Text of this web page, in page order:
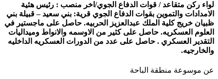
لواء ركن متقاعد / قوات الدفاع الجوي/اخر منصب : رئيس هئية
الامدادات والتموين بقوات الدفاع الجوي قرية: بني سعيد – قبيلة بني
ظبيان خريج كلية الملك عبدالعزيز الحربيه. حاصل على ماجستير في
العلوم العسكريه. حاصل على كثير من الاوسمه والانواط وميداليات
التقدير العسكري . حاصل على عدد من الدورات العسكريه الداخليه
والخارجيه.
عن موسوعة منطقة الباحة